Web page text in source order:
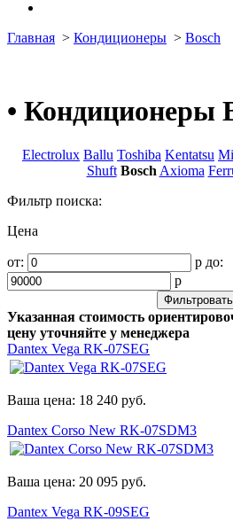
Главная > Кондиционеры > Bosch
• Кондиционеры
Electrolux Ballu Toshiba Kentatsu
Shuft Bosch Axioma
Фильтр поиска:
Цена
от: р до:
р
Указанная стоимость
цену уточняйте у менеджера
Dantex Vega RK-07SEG
Ваша цена: 18 240 руб.
Dantex Corso New RK-07SDM3
Ваша цена: 20 095 руб.
Dantex Vega RK-09SEG